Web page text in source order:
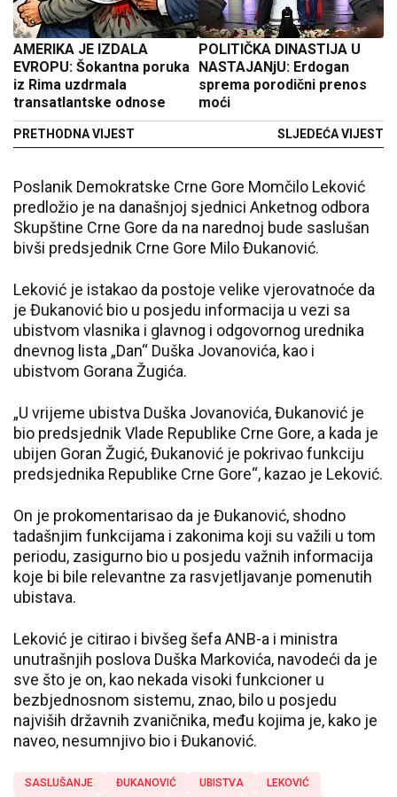
AMERIKA JE IZDALA
EVROPU: Šokantna poruka
iz Rima uzdrmala
transatlantske odnose
PRETHODNA VIJEST
POLITIČKA DINASTIJA U
NASTAJANjU: Erdogan
sprema porodični prenos
moći
SLJEDEĆA VIJEST
Poslanik Demokratske Crne Gore Momčilo Leković
predložio je na današnjoj sjednici Anketnog odbora
Skupštine Crne Gore da na narednoj bude saslušan
bivši predsjednik Crne Gore Milo Đukanović.
Leković je istakao da postoje velike vjerovatnoće da
je Đukanović bio u posjedu informacija u vezi sa
ubistvom vlasnika i glavnog i odgovornog urednika
dnevnog lista „Dan“ Duška Jovanovića, kao i
ubistvom Gorana Žugića.
„U vrijeme ubistva Duška Jovanovića, Đukanović je
bio predsjednik Vlade Republike Crne Gore, a kada je
ubijen Goran Žugić, Đukanović je pokrivao funkciju
predsjednika Republike Crne Gore“, kazao je Leković.
On je prokomentarisao da je Đukanović, shodno
tadašnjim funkcijama i zakonima koji su važili u tom
periodu, zasigurno bio u posjedu važnih informacija
koje bi bile relevantne za rasvjetljavanje pomenutih
ubistava.
Leković je citirao i bivšeg šefa ANB-a i ministra
unutrašnjih poslova Duška Markovića, navodeći da je
sve što je on, kao nekada visoki funkcioner u
bezbjednosnom sistemu, znao, bilo u posjedu
najviših državnih zvaničnika, među kojima je, kako je
naveo, nesumnjivo bio i Đukanović.
SASLUŠANJE ĐUKANOVIĆ UBISTVA
LEKOVIĆ